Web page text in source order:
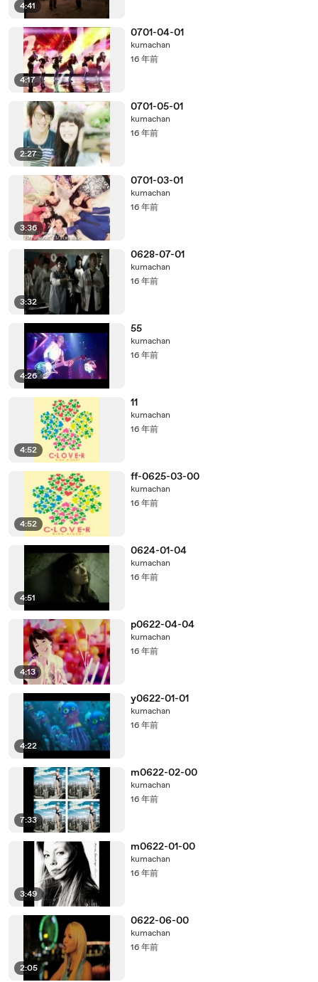
4:41
4:17
0701-04-01
kumachan
16 年前
2:27
0701-05-01
kumachan
16 年前
3:36
0701-03-01
kumachan
16 年前
3:32
0628-07-01
kumachan
16 年前
4:26
55
kumachan
16 年前
4:52
11
kumachan
16 年前
4:52
ff-0625-03-00
kumachan
16 年前
4:51
0624-01-04
kumachan
16 年前
4:13
p0622-04-04
kumachan
16 年前
4:22
y0622-01-01
kumachan
16 年前
7:33
m0622-02-00
kumachan
16 年前
3:49
m0622-01-00
kumachan
16 年前
2:05
0622-06-00
kumachan
16 年前